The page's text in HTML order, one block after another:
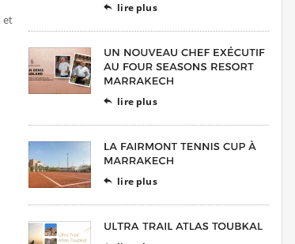
et
 lire plus
 lire plus
 lire plus